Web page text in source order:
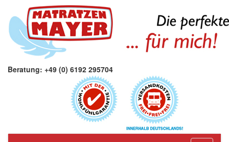
Beratung: +49 (0) 6192 295704